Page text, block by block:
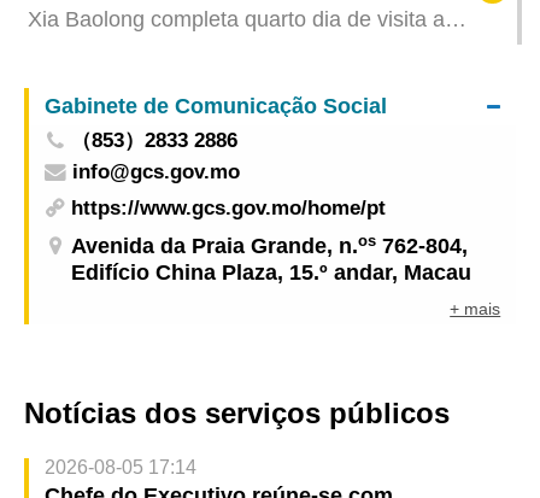
Xia Baolong completa quarto dia de visita a
Gabinete de Comunicação Social
（853）2833 2886
info@gcs.gov.mo
https://www.gcs.gov.mo/home/pt
Avenida da Praia Grande, n.os 762-804,
Edifício China Plaza, 15.º andar, Macau
+ mais
Notícias dos serviços públicos
2026-08-05 17:14